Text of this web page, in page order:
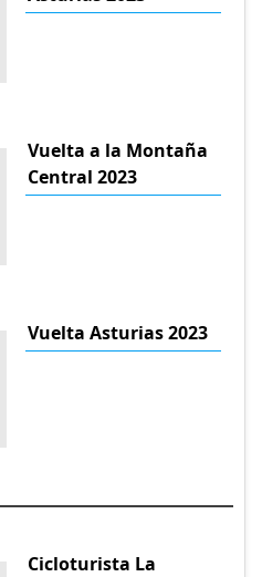
Vuelta a la Montaña
Central 2023
Vuelta Asturias 2023
Cicloturista La